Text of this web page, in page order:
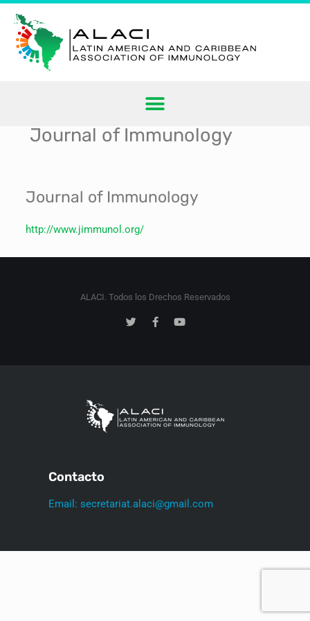
Journal of Immunology
Journal of Immunology
http://www.jimmunol.org/
ALACI. Todos los Drechos Reservados
Contacto
Email: secretariat.alaci@gmail.com